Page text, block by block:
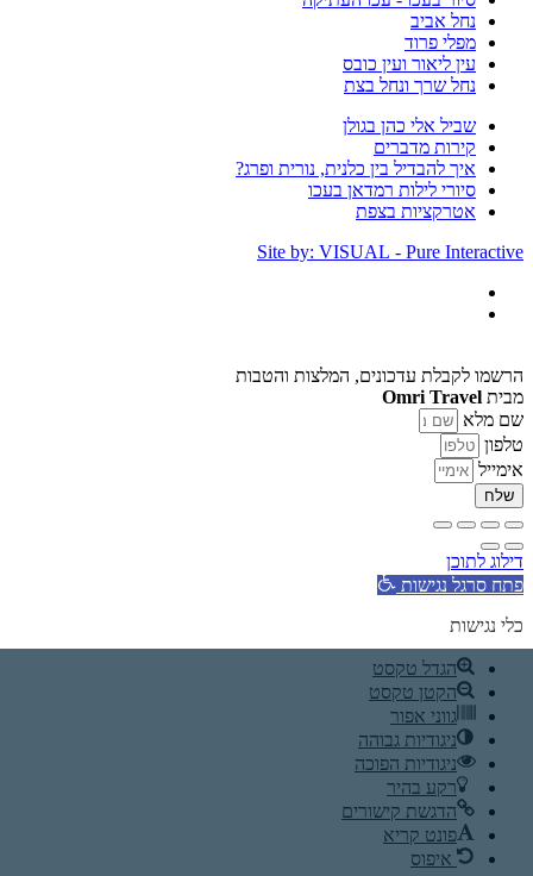
נחל אביב
מפלי פרוד
עין ליאור ועין כובס
נחל שרך ונחל בצת
שביל אלי כהן בגולן
קירות מדברים
איך להבדיל בין כלנית, נורית ופרג?
סיורי לילות רמדאן בעכו
אטרקציות בצפת
Site by: VISUAL - Pure Interactive
הרשמו לקבלת עדכונים, המלצות והטבות
מביתOmri Travel
שם מלא
טלפון
אימייל
שלח
דילוג לתוכן
פתח סרגל נגישות
כלי נגישות
הגדל טקסט
הקטן טקסט
גווני אפור
ניגודיות גבוהה
ניגודיות הפוכה
רקע בהיר
הדגשת קישורים
פונט קריא
איפוס